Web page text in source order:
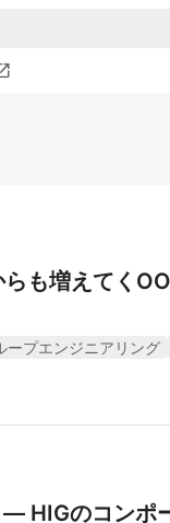
も増えてく
ープエンジニアリング
HIGのコンポ